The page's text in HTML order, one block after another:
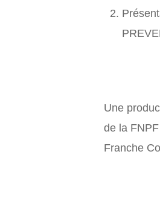
Une
de la
Franche